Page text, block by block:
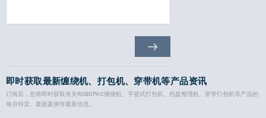
即时获取最新缠绕机、打包机、穿带机等产品资讯
订阅后，您将即时获取有关ROBOPAC缠绕机、手提式打包机、托盘整理机、穿带打包机等产品的
每月特卖、最新案例等最新信息。